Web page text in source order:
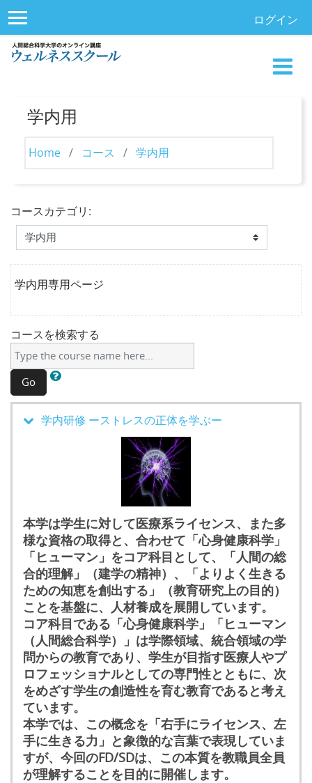
メインコンテンツへスキップする
サイドパネル ログイン
学内用
Home コース 学内用
コースカテゴリ:
学内用専用ページ
コースを検索する
Go
学内研修 ーストレスの正体を学ぶー
本学は学生に対して医療系ライセンス、また多
様な資格の取得と、合わせて「心身健康科学」
「ヒューマン」をコア科目として、「人間の総
合的理解」（建学の精神）、「よりよく生きる
ための知恵を創出する」（教育研究上の目的）
ことを基盤に、人材養成を展開しています。
コア科目である「心身健康科学」「ヒューマン
（人間総合科学）」は学際領域、統合領域の学
問からの教育であり、学生が目指す医療人やプ
ロフェッショナルとしての専門性とともに、次
をめざす学生の創造性を育む教育であると考え
ています。
本学では、この概念を「右手にライセンス、左
手に生きる力」と象徴的な言葉で表現していま
すが、今回のFD/SDは、この本質を教職員全員
が理解することを目的に開催します。